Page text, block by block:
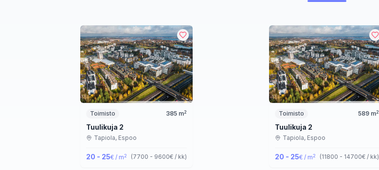
Toimisto 385m2
Tuulikuja 2
Tapiola, Espoo
20 - 25€ / m2 (7700 - 9600€ / kk)
Toimisto 589 m2
Tuulikuja 2
Tapiola, Espoo
20 - 25€ / m2 (11800 - 14700€ / kk)